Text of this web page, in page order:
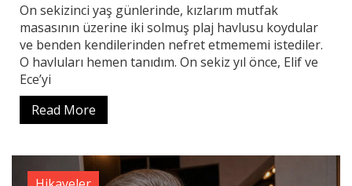
On sekizinci yaş günlerinde, kızlarım mutfak
masasının üzerine iki solmuş plaj havlusu koydular
ve benden kendilerinden nefret etmememi istediler.
O havluları hemen tanıdım. On sekiz yıl önce, Elif ve
Ece’yi
Read More